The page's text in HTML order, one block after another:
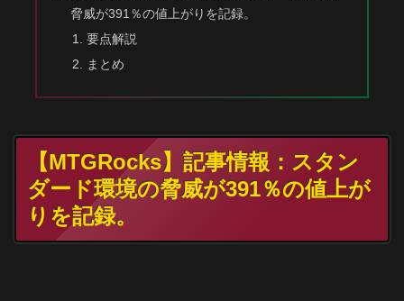
脅威が391％の値上がりを記録。
要点解説
まとめ
【MTGRocks】記事情報：スタン
ダード環境の脅威が391％の値上が
りを記録。